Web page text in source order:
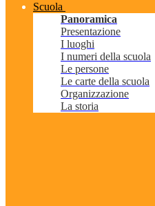
Scuola
Panoramica
Presentazione
I luoghi
I numeri della scuola
Le persone
Le carte della scuola
Organizzazione
La storia